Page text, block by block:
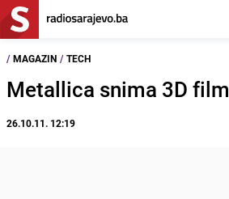
/ MAGAZIN / TECH
Metallica snima 3D film
26.10.11. 12:19